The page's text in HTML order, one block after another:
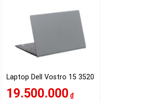
Laptop Dell Vostro 15 3520
19.500.000 ₫